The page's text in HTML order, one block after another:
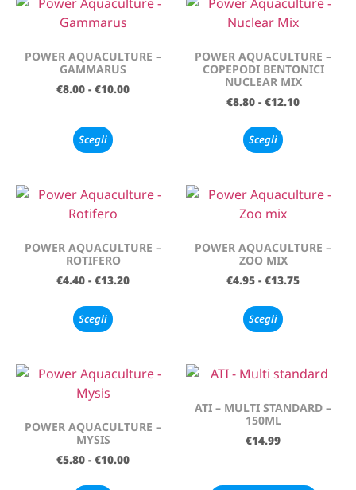
POWER AQUACULTURE –
GAMMARUS
€8.00 - €10.00
Scegli
POWER AQUACULTURE –
COPEPODI BENTONICI
NUCLEAR MIX
€8.80 - €12.10
Scegli
POWER AQUACULTURE –
ROTIFERO
€4.40 - €13.20
Scegli
POWER AQUACULTURE –
ZOO MIX
€4.95 - €13.75
Scegli
POWER AQUACULTURE –
MYSIS
€5.80 - €10.00
ATI – MULTI STANDARD –
150ML
€14.99